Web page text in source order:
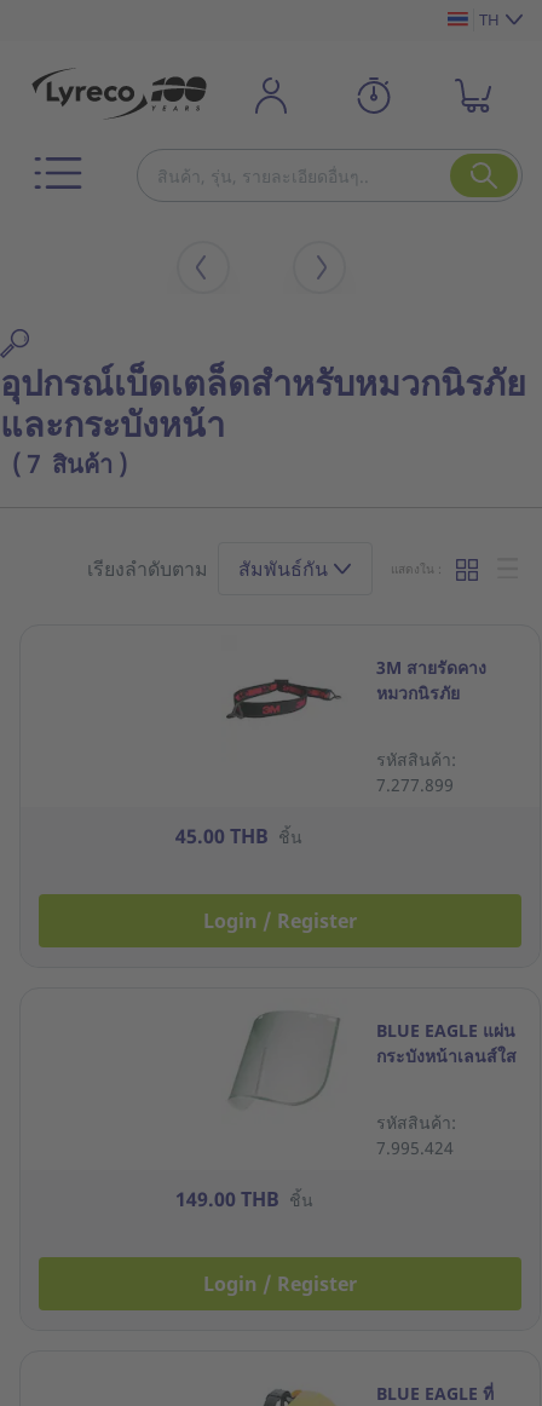
TH
อุปกรณ์เบ็ดเตล็ดสำหรับหมวกนิรภัย
และกระบังหน้า
( 7 สินค้า )
เรียงลำดับตาม สัมพันธ์กัน แสดงใน :
3M สายรัดคาง
หมวกนิรภัย
รหัสสินค้า:
7.277.899
45.00 THB ชิ้น
Login / Register
BLUE EAGLE แผ่น
กระบังหน้าเลนส์ใส
รหัสสินค้า:
7.995.424
149.00 THB ชิ้น
Login / Register
BLUE EAGLE ที่